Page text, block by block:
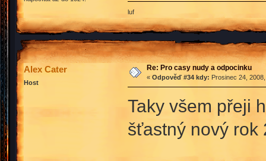
luf
Alex Cater
Host
Re: Pro casy nudy a odpocinku
« Odpověď #34 kdy: Prosinec 24,
Taky všem přeji
šťastný nový rok